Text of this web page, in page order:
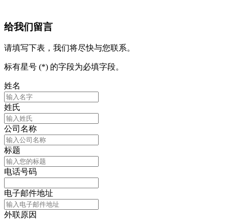
给我们留言
请填写下表，我们将尽快与您联系。
标有星号 (*) 的字段为必填字段。
姓名
姓氏
公司名称
标题
电话号码
电子邮件地址
外联原因